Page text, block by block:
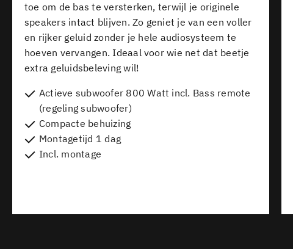
toe om de bas te versterken, terwijl je originele
speakers intact blijven. Zo geniet je van een voller
en rijker geluid zonder je hele audiosysteem te
hoeven vervangen. Ideaal voor wie net dat beetje
extra geluidsbeleving wil!
Actieve subwoofer 800 Watt incl. Bass remote
(regeling subwoofer)
Compacte behuizing
Montagetijd 1 dag
Incl. montage